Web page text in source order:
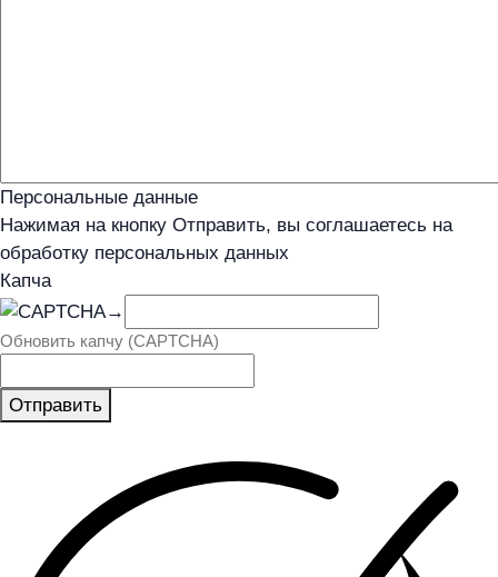
Персональные данные
Нажимая на кнопку Отправить, вы соглашаетесь на
обработку персональных данных
Капча
→
Обновить капчу (CAPTCHA)
Отправить